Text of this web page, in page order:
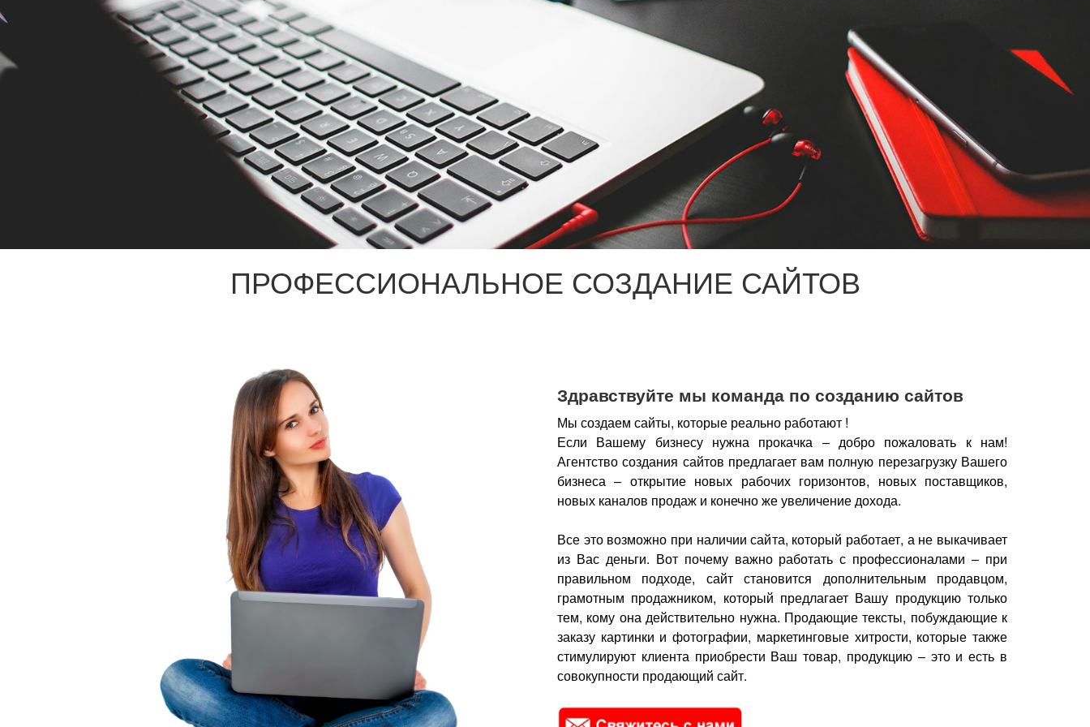
ПРОФЕССИОНАЛЬНОЕ СОЗДАНИЕ САЙТОВ
Здравствуйте мы команда по созданию сайтов
Мы создаем сайты, которые реально работают !
Если Вашему бизнесу нужна прокачка – добро пожаловать к нам!
Агентство создания сайтов предлагает вам полную перезагрузку Вашего
бизнеса – открытие новых рабочих горизонтов, новых поставщиков,
новых каналов продаж и конечно же увеличение дохода.
Все это возможно при наличии сайта, который работает, а не выкачивает
из Вас деньги. Вот почему важно работать с профессионалами – при
правильном подходе, сайт становится дополнительным продавцом,
грамотным продажником, который предлагает Вашу продукцию только
тем, кому она действительно нужна. Продающие тексты, побуждающие к
заказу картинки и фотографии, маркетинговые хитрости, которые также
стимулируют клиента приобрести Ваш товар, продукцию – это и есть в
совокупности продающий сайт.